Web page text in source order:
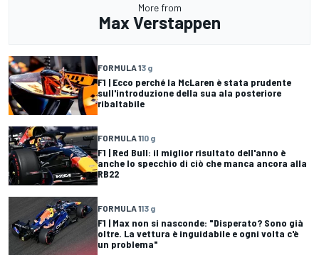
More from
Max Verstappen
FORMULA 13 g
F1 | Ecco perché la McLaren è stata prudente
sull'introduzione della sua ala posteriore
ribaltabile
FORMULA 110 g
F1 | Red Bull: il miglior risultato dell'anno è
anche lo specchio di ciò che manca ancora alla
RB22
FORMULA 113 g
F1 | Max non si nasconde: "Disperato? Sono già
oltre. La vettura è inguidabile e ogni volta c'è
un problema"